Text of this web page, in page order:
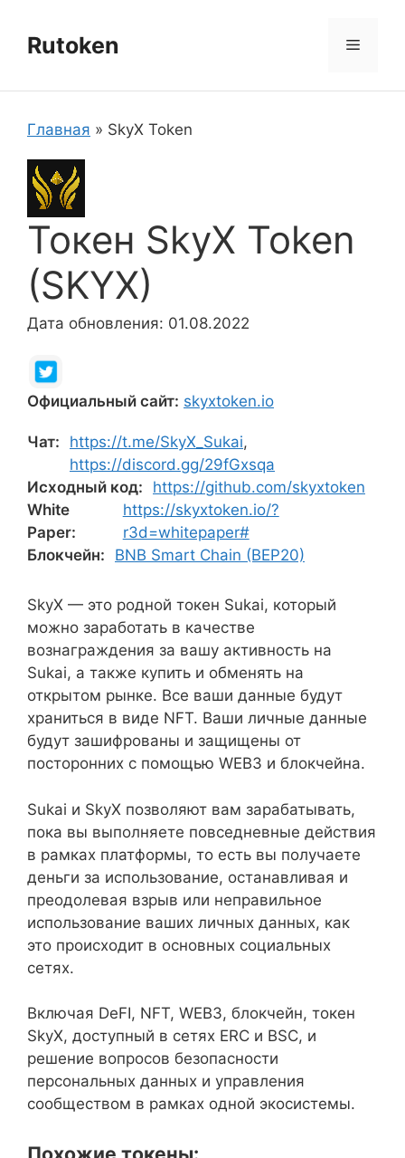
содержимому
Rutoken Меню
Главная » SkyX Token
Токен SkyX Token
(SKYX)
Дата обновления: 01.08.2022
Официальный сайт: skyxtoken.io
Чат: https://t.me/SkyX_Sukai,
https://discord.gg/29fGxsqa
Исходный код:
https://github.com/skyxtoken
White
Paper:
https://skyxtoken.io/?
r3d=whitepaper#
Блокчейн:
BNB Smart Chain (BEP20)
SkyX — это родной токен Sukai, который
можно заработать в качестве
вознаграждения за вашу активность на
Sukai, а также купить и обменять на
открытом рынке. Все ваши данные будут
храниться в виде NFT. Ваши личные данные
будут зашифрованы и защищены от
посторонних с помощью WEB3 и блокчейна.
Sukai и SkyX позволяют вам зарабатывать,
пока вы выполняете повседневные действия
в рамках платформы, то есть вы получаете
деньги за использование, останавливая и
преодолевая взрыв или неправильное
использование ваших личных данных, как
это происходит в основных социальных
сетях.
Включая DeFI, NFT, WEB3, блокчейн, токен
SkyX, доступный в сетях ERC и BSC, и
решение вопросов безопасности
персональных данных и управления
сообществом в рамках одной экосистемы.